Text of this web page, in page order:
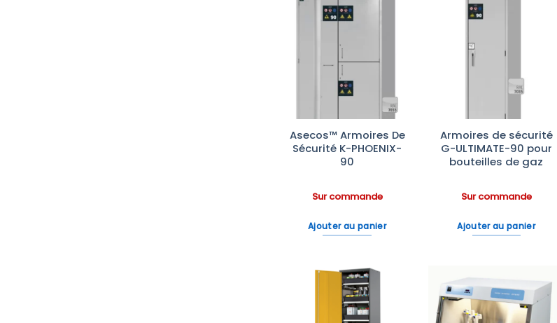
à la liste
Asecos™ Armoires De
Sécurité K-PHOENIX-
90
Sur commande
Ajouter au panier
Armoires de sécurité
G-ULTIMATE-90 pour
bouteilles de gaz
Sur commande
Ajouter au panier